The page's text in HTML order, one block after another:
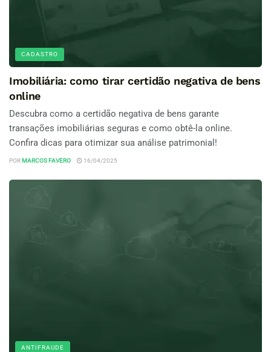
CADASTRO
Imobiliária: como tirar certidão negativa de bens
online
Descubra como a certidão negativa de bens garante
transações imobiliárias seguras e como obtê-la online.
Confira dicas para otimizar sua análise patrimonial!
POR MARCOS FAVERO 16/04/2025
ANTIFRAUDE